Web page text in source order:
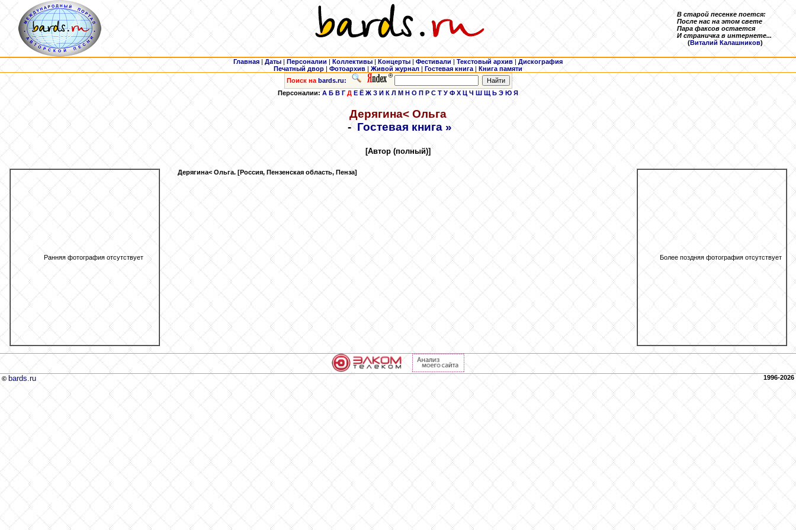
В старой песенке поется:
После нас на этом свете
Пара факсов остается
И страничка в интернете...
(Виталий Калашников)
Главная | Даты | Персоналии | Коллективы | Концерты | Фестивали | Текстовый архив | Дискография
Печатный двор | Фотоархив | Живой журнал | Гостевая книга | Книга памяти
Поиск на bards.ru:
Персоналии:А Б В Г Д Е Ё Ж З И К Л М Н О П Р С Т У Ф Х Ц Ч Ш Щ Ь Э Ю Я
Дерягина< Ольга
-Гостевая книга »
[Автор (полный)]
Ранняя фотография отсутствует Более поздняя фотография отсутствует
Дерягина< Ольга. [Россия, Пензенская область, Пенза]
© bards.ru 1996-2026